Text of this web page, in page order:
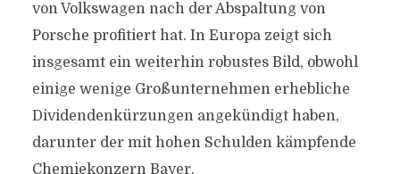
von Volkswagen nach der Abspaltung von
Porsche profitiert hat. In Europa zeigt sich
insgesamt ein weiterhin robustes Bild, obwohl
einige wenige Großunternehmen erhebliche
Dividendenkürzungen angekündigt haben,
darunter der mit hohen Schulden kämpfende
Chemiekonzern Bayer.